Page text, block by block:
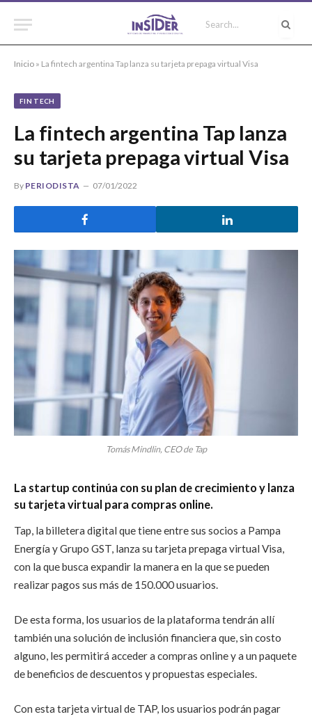
Inicio » La fintech argentina Tap lanza su tarjeta prepaga virtual Visa
FIN TECH
La fintech argentina Tap lanza
su tarjeta prepaga virtual Visa
By PERIODISTA 07/01/2022
Tomás Mindlin, CEO de Tap
La startup continúa con su plan de crecimiento y lanza
su tarjeta virtual para compras online.
Tap, la billetera digital que tiene entre sus socios a Pampa
Energía y Grupo GST, lanza su tarjeta prepaga virtual Visa,
con la que busca expandir la manera en la que se pueden
realizar pagos sus más de 150.000 usuarios.
De esta forma, los usuarios de la plataforma tendrán allí
también una solución de inclusión financiera que, sin costo
alguno, les permitirá acceder a compras online y a un paquete
de beneficios de descuentos y propuestas especiales.
Con esta tarjeta virtual de TAP, los usuarios podrán pagar